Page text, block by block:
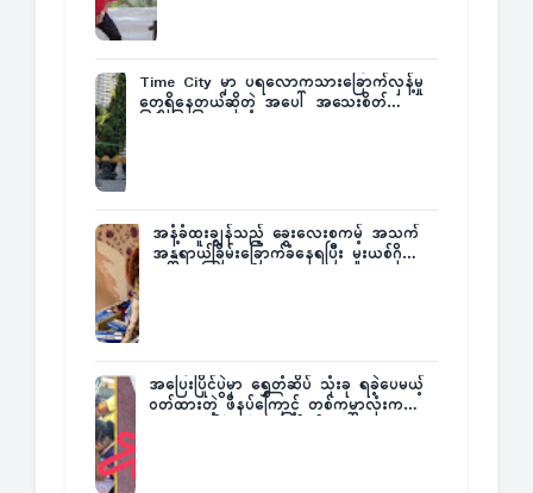
Time City မှာ ပရလောကသားခြောက်လှန့်မှု
တွေရှိနေတယ်ဆိုတဲ့ အပေါ် အသေးစိတ်
အနံ့ခံထူးချွန်သည့် ခွေးလေးစကမ့် အသက်
အန္တရာယ်ခြိမ်းခြောက်ခံနေရပြီး မူးယစ်ဂိုဏ်း
အပြေးပြိုင်ပွဲမှာ ရွှေတံဆိပ် သုံးခု ရခဲ့ပေမယ့်
ဝတ်ထားတဲ့ ဖိနပ်ကြောင့် တစ်ကမ္ဘာလုံးက